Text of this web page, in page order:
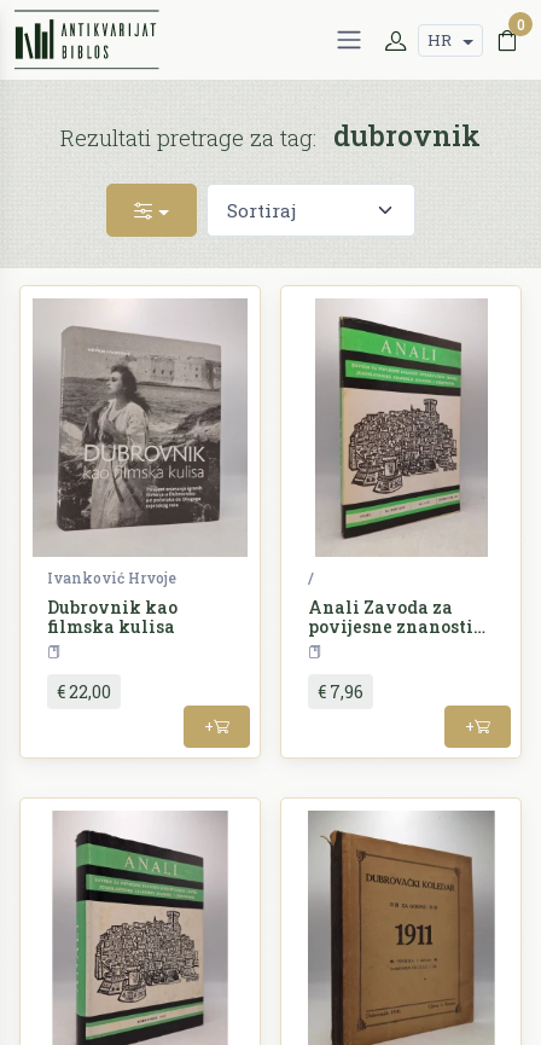
HR
0
Rezultati pretrage za tag: dubrovnik
Ivanković Hrvoje
Dubrovnik kao
filmska kulisa
€ 22,00
+
/
Anali Zavoda za
povijesne znanosti
istraživačkog centra
JAZU, svezak XXIV-
XXV
€ 7,96
+